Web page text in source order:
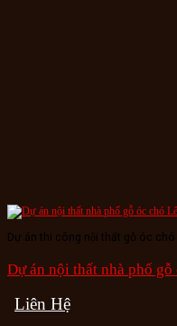
Dự án thi công nội thất gỗ óc chó
Dự án nội thất nhà phố
Liên Hệ